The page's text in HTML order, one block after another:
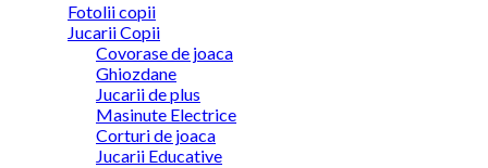
Fotolii copii
Jucarii Copii
Covorase de joaca
Ghiozdane
Jucarii de plus
Masinute Electrice
Corturi de joaca
Jucarii Educative